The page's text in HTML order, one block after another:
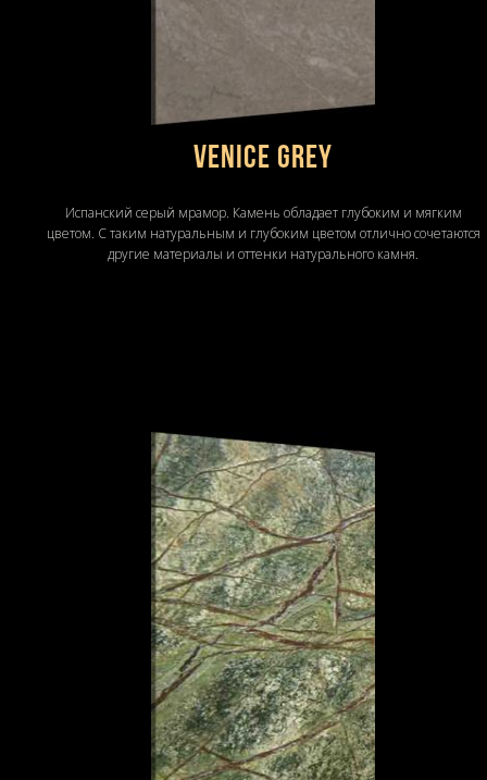
VENICE GREY
Испанский серый мрамор. Камень обладает глубоким и мягким
цветом. С таким натуральным и глубоким цветом отлично сочетаются
другие материалы и оттенки натурального камня.